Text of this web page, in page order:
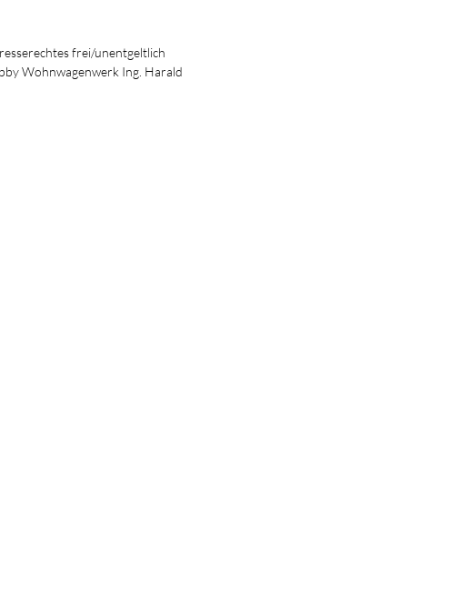
frei/unentgeltlich
Wohnwagenwerk Ing. Harald